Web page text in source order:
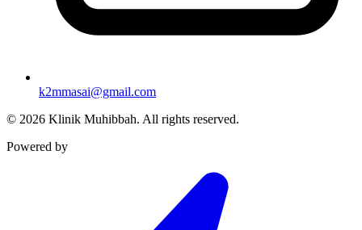
k2mmasai@gmail.com
© 2026 Klinik Muhibbah. All rights reserved.
Powered by